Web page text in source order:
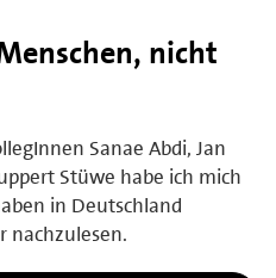
nicht
Sanae Abdi, Jan
Stüwe habe ich mich
in Deutschland
nachzulesen.